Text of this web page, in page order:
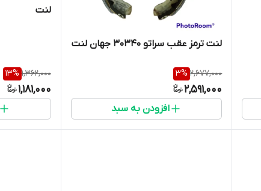
لنت ترمز عقب سراتو 30340 جهان لنت
2,677,000
3%
2,591,000
افزودن به سبد
لنت
1,362,000
13%
1,181,000